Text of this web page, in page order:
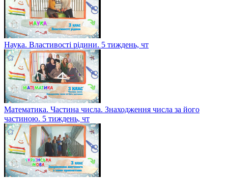
Наука. Властивості рідини. 5 тиждень, чт
Математика. Частина числа. Знаходження числа за його
частиною. 5 тиждень, чт